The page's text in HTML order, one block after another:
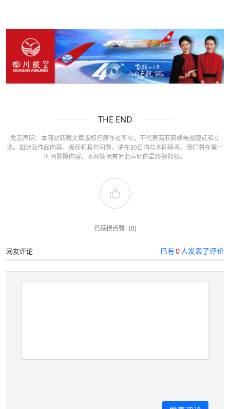
THE END
免责声明：本网站转载文章版权归原作者所有，不代表南亚网络电视观点和立
场。如涉及作品内容、版权和其它问题，请在30日内与本网联系，我们将在第一
时间删除内容，本网站拥有对此声明的最终解释权。
已获得点赞 (0)
网友评论 已有0人发表了评论